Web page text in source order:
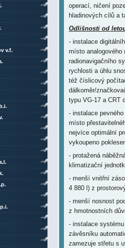
operací, ničení
hladinových cílů a
Odlišnosti od
- instalace
místo analogového
radionavigačního
rychlosti a úhlu
též číslicový
dálkoměr/
typu VG-17 a CRT
- instalace
místo
nejvíce optimální
vykoupeno
- protažená
klimatizační
- menší vnitřní
4 880 l) z
- menší nosnost
z hmotnostních
- instalace
závěsníku
zamezuje střetu s
v.f.